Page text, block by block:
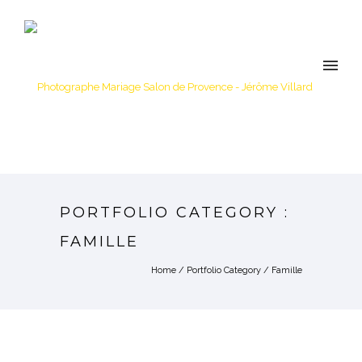
PORTFOLIO CATEGORY :
FAMILLE
Home / Portfolio Category / Famille